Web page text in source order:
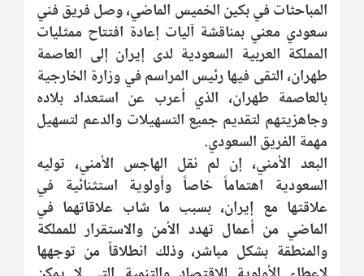
المباحثات في بكين الخميس الماضي، وصل فريق فني
سعودي معني بمناقشة آليات إعادة افتتاح ممثليات
المملكة العربية السعودية لدى إيران إلى العاصمة
طهران، التقى فيها رئيس المراسم في وزارة الخارجية
بالعاصمة طهران، الذي أعرب عن استعداد بلاده
وجاهزيتهم لتقديم جميع التسهيلات والدعم لتسهيل
مهمة الفريق السعودي.
البعد الأمني، إن لم نقل الهاجس الأمني، توليه
السعودية اهتماماً خاصاً وأولوية استثنائية في
علاقتها مع إيران، بسبب ما شاب علاقاتهما في
الماضي من أعمال تهدد الأمن والاستقرار للمملكة
والمنطقة بشكل مباشر، وذلك انطلاقاً من توجهها